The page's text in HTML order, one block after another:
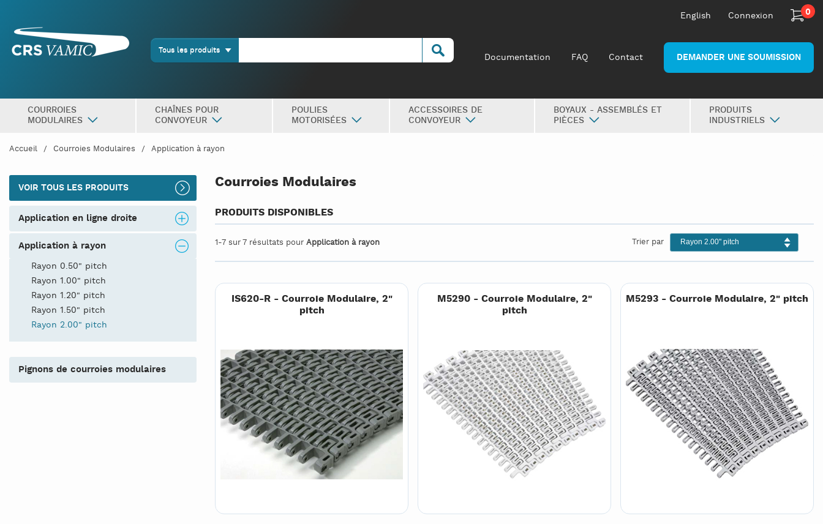
English Connexion 0
Documentation FAQ Contact DEMANDER UNE SOUMISSION
Tous les produits
COURROIES
MODULAIRES
CHAÎNES POUR
CONVOYEUR
POULIES
MOTORISÉES
ACCESSOIRES DE
CONVOYEUR
BOYAUX - ASSEMBLÉS ET
PIÈCES
PRODUITS
INDUSTRIELS
Accueil Courroies Modulaires Application à rayon
VOIR TOUS LES PRODUITS
application en ligne droite
application à rayon
Rayon 0.50" pitch
Rayon 1.00" pitch
Rayon 1.20" pitch
Rayon 1.50" pitch
Rayon 2.00" pitch
pignons de courroies modulaires
Courroies Modulaires
PRODUITS DISPONIBLES
1-7 sur 7 résultats pour Application à rayon Trier par Rayon 2.00" pitch
IS620-R - Courroie Modulaire, 2"
pitch
M5290 - Courroie Modulaire, 2"
pitch
M5293 - Courroie Modulaire, 2" pitch